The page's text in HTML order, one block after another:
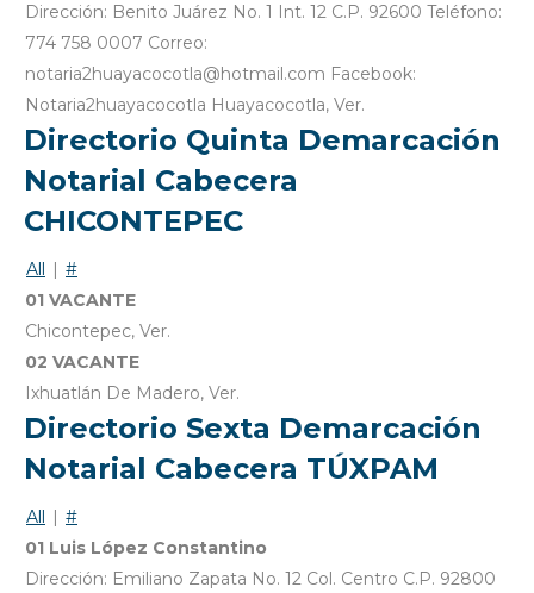
Dirección: Benito Juárez No. 1 Int. 12 C.P. 92600 Teléfono:
774 758 0007 Correo:
notaria2huayacocotla@hotmail.com Facebook:
Notaria2huayacocotla Huayacocotla, Ver.
Directorio Quinta Demarcación
Notarial Cabecera
CHICONTEPEC
All | #
01 VACANTE
Chicontepec, Ver.
02 VACANTE
Ixhuatlán De Madero, Ver.
Directorio Sexta Demarcación
Notarial Cabecera TÚXPAM
All | #
01 Luis López Constantino
Dirección: Emiliano Zapata No. 12 Col. Centro C.P. 92800